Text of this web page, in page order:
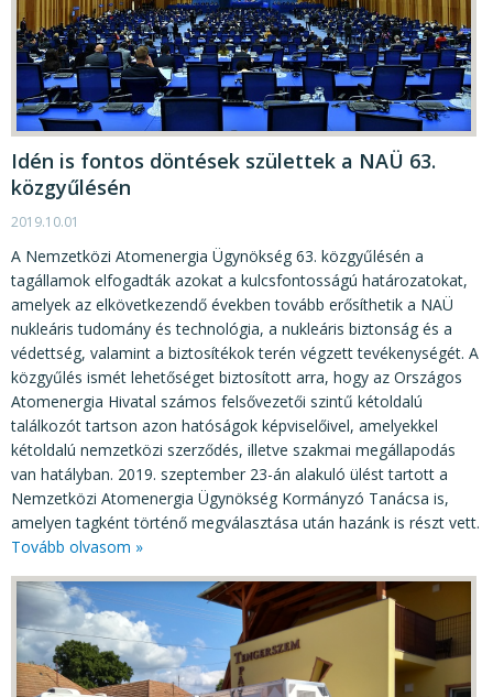
Idén is fontos döntések születtek a NAÜ 63.
közgyűlésén
2019.10.01
A Nemzetközi Atomenergia Ügynökség 63. közgyűlésén a
tagállamok elfogadták azokat a kulcsfontosságú határozatokat,
amelyek az elkövetkezendő években tovább erősíthetik a NAÜ
nukleáris tudomány és technológia, a nukleáris biztonság és a
védettség, valamint a biztosítékok terén végzett tevékenységét. A
közgyűlés ismét lehetőséget biztosított arra, hogy az Országos
Atomenergia Hivatal számos felsővezetői szintű kétoldalú
találkozót tartson azon hatóságok képviselőivel, amelyekkel
kétoldalú nemzetközi szerződés, illetve szakmai megállapodás
van hatályban. 2019. szeptember 23-án alakuló ülést tartott a
Nemzetközi Atomenergia Ügynökség Kormányzó Tanácsa is,
amelyen tagként történő megválasztása után hazánk is részt vett.
Tovább olvasom »